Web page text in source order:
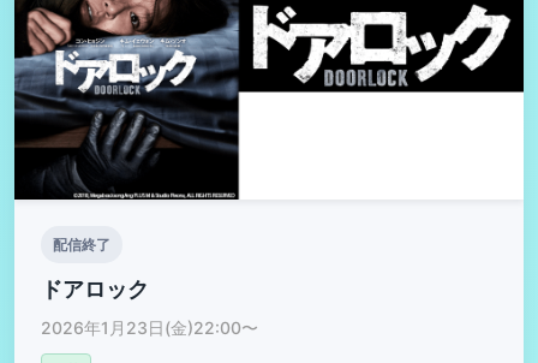
配信終了
ドアロック
2026年1月23日(金)22:00〜